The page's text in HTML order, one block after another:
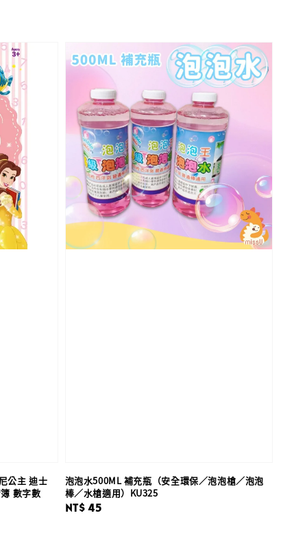
公主 迪士
數字數
泡泡水500ML 補充瓶（安全環保／泡泡槍／泡泡
棒／水槍適用）KU325
Regular
NT$ 45